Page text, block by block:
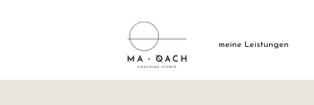
meine Leistungen